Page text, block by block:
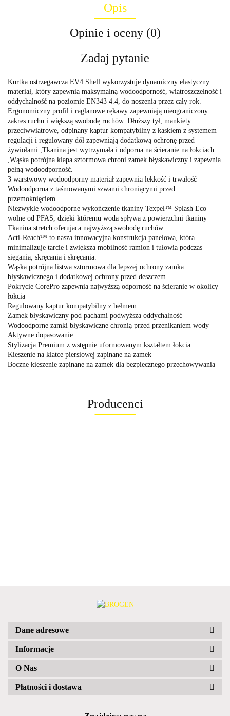
Opis
Opinie i oceny (0)
Zadaj pytanie
Kurtka ostrzegawcza EV4 Shell wykorzystuje dynamiczny elastyczny
materiał, który zapewnia maksymalną wodoodporność, wiatroszczelność i
oddychalność na poziomie EN343 4.4, do noszenia przez cały rok.
Ergonomiczny profil i raglanowe rękawy zapewniają nieograniczony
zakres ruchu i większą swobodę ruchów. Dłuższy tył, mankiety
przeciwwiatrowe, odpinany kaptur kompatybilny z kaskiem z systemem
regulacji i regulowany dół zapewniają dodatkową ochronę przed
żywiołami.,Tkanina jest wytrzymała i odporna na ścieranie na łokciach.
,Wąska potrójna klapa sztormowa chroni zamek błyskawiczny i zapewnia
pełną wodoodporność.
3 warstwowy wodoodporny materiał zapewnia lekkość i trwałość
Wodoodporna z taśmowanymi szwami chroniącymi przed
przemoknięciem
Niezwykle wodoodporne wykończenie tkaniny Texpel™ Splash Eco
wolne od PFAS, dzięki któremu woda spływa z powierzchni tkaniny
Tkanina stretch oferujaca najwyższą swobodę ruchów
Acti-Reach™ to nasza innowacyjna konstrukcja panelowa, która
minimalizuje tarcie i zwiększa mobilność ramion i tułowia podczas
sięgania, skręcania i skręcania.
Wąska potrójna listwa sztormowa dla lepszej ochrony zamka
błyskawicznego i dodatkowej ochrony przed deszczem
Pokrycie CorePro zapewnia najwyższą odporność na ścieranie w okolicy
łokcia
Regulowany kaptur kompatybilny z hełmem
Zamek błyskawiczny pod pachami podwyższa oddychalność
Wodoodporne zamki błyskawiczne chronią przed przenikaniem wody
Aktywne dopasowanie
Stylizacja Premium z wstępnie uformowanym kształtem łokcia
Kieszenie na klatce piersiowej zapinane na zamek
Boczne kieszenie zapinane na zamek dla bezpiecznego przechowywania
Producenci
Dane adresowe
Informacje
O Nas
Płatności i dostawa